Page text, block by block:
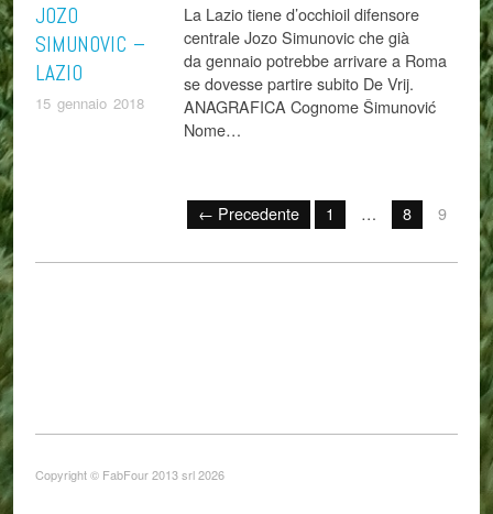
JOZO
SIMUNOVIC –
LAZIO
15 gennaio 2018
La Lazio tiene d’occhioil difensore
centrale Jozo Simunovic che già
da gennaio potrebbe arrivare a Roma
se dovesse partire subito De Vrij.
ANAGRAFICA Cognome Šimunović
Nome…
← Precedente 1 … 8 9
Copyright © FabFour 2013 srl 2026